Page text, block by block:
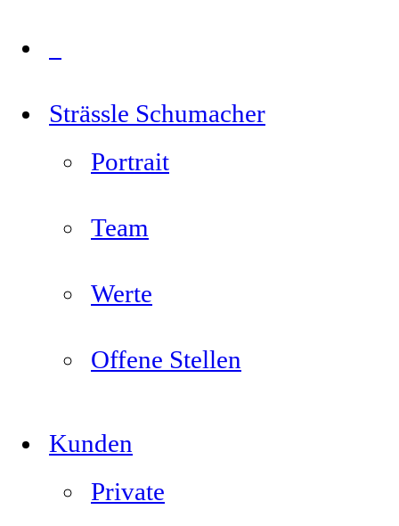
Strässle Schumacher
Portrait
Team
Werte
Offene Stellen
Kunden
Private